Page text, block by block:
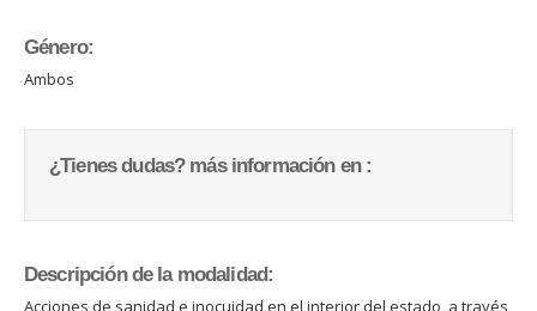
Género:
Ambos
¿Tienes dudas? más información en :
Descripción de la modalidad:
Acciones de sanidad e inocuidad en el interior del estado, a través